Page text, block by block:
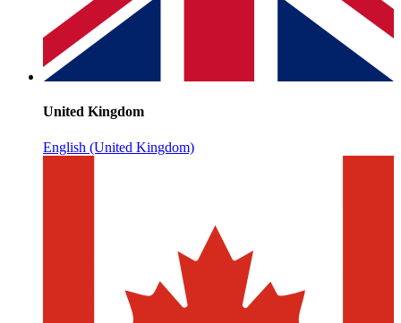
United Kingdom
English (United Kingdom)